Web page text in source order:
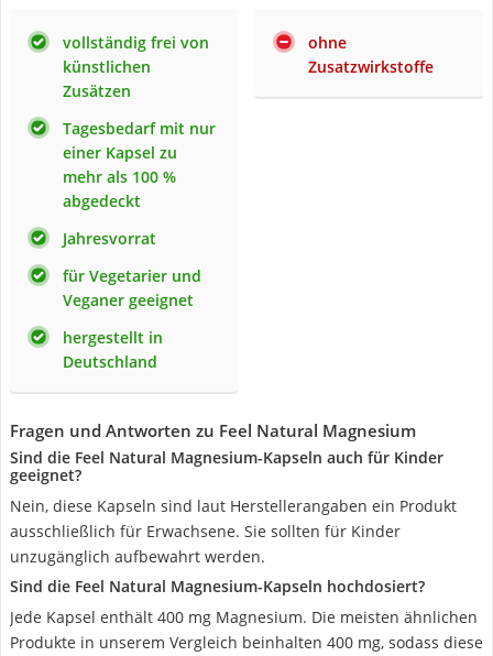
vollständig frei von
künstlichen
Zusätzen
Tagesbedarf mit nur
einer Kapsel zu
mehr als 100 %
abgedeckt
Jahresvorrat
für Vegetarier und
Veganer geeignet
hergestellt in
Deutschland
ohne
Zusatzwirkstoffe
Fragen und Antworten zu Feel Natural Magnesium
Sind die Feel Natural Magnesium-Kapseln auch für Kinder
geeignet?
Nein, diese Kapseln sind laut Herstellerangaben ein Produkt
ausschließlich für Erwachsene. Sie sollten für Kinder
unzugänglich aufbewahrt werden.
Sind die Feel Natural Magnesium-Kapseln hochdosiert?
Jede Kapsel enthält 400 mg Magnesium. Die meisten ähnlichen
Produkte in unserem Vergleich beinhalten 400 mg, sodass diese